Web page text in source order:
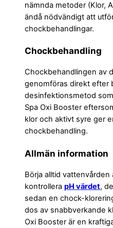
nämnda metoder (Klor,
ändå nödvändigt att
chockbehandlingar.
Chockbehandling
Chockbehandlingen av
genomföras direkt efter
desinfektionsmetod
Spa Oxi Booster
klor och aktivt syre ger
chockbehandling.
Allmän information
Börja alltid
kontrollera pH värdet,
sedan en chock-
dos av snabbverkande
Oxi Booster är en